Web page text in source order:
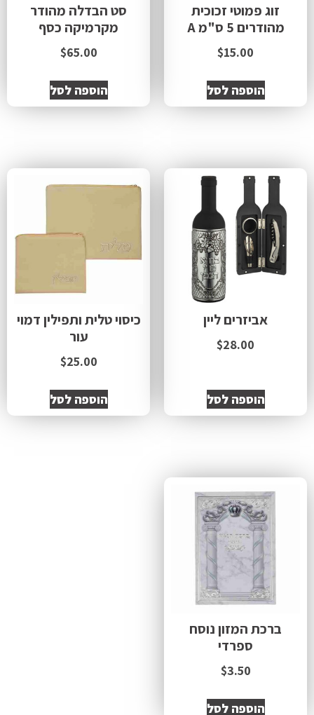
זוג פמוטי זכוכית
מהודרים 5 ס"מ A
$15.00
הוספה לסל
סט הבדלה מהודר
מקרמיקה כסף
$65.00
הוספה לסל
אביזרים ליין
$28.00
הוספה לסל
כיסוי טלית ותפילין דמוי
עור
$25.00
הוספה לסל
ברכת המזון נוסח
ספרדי
$3.50
הוספה לסל